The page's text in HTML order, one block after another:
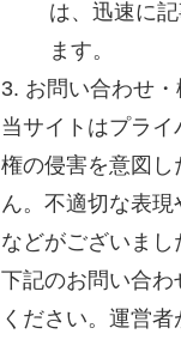
は、迅速に
ます。
3. お問い合わせ
当サイトはプラ
権の侵害を意図
ん。不適切な表
などがございま
下記のお問い合
ください。運営